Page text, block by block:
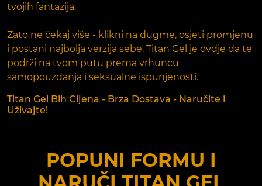
tvojih fantazija.
Zato ne čekaj više - klikni na dugme, osjeti promjenu
i postani najbolja verzija sebe. Titan Gel je ovdje da te
podrži na tvom putu prema vrhuncu
samopouzdanja i seksualne ispunjenosti.
Titan Gel Bih Cijena - Brza Dostava - Naručite i
Uživajte!
POPUNI FORMU I